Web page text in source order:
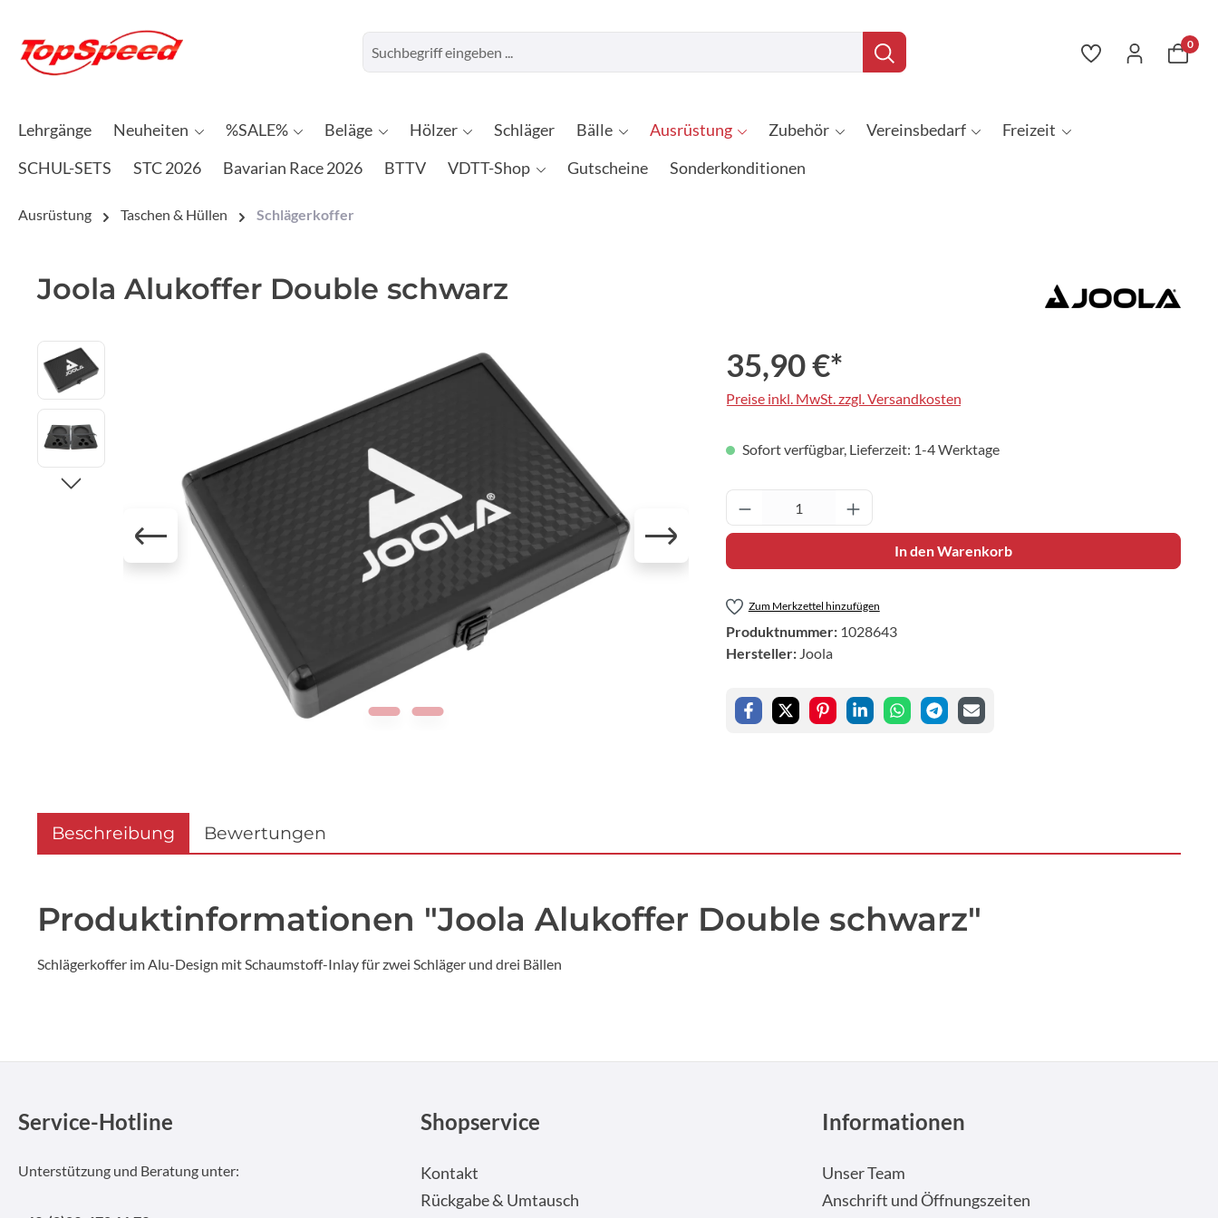
0
Lehrgänge Neuheiten %SALE% Beläge Hölzer Schläger Bälle Ausrüstung Zubehör Vereinsbedarf
Freizeit
SCHUL-SETS
STC 2026 Bavarian Race 2026 BTTV VDTT-Shop Gutscheine Sonderkonditionen
Ausrüstung Taschen & Hüllen Schlägerkoffer
Joola Alukoffer Double schwarz
Bildergalerie überspringen 35,90 €*
Preise inkl. MwSt. zzgl. Versandkosten
Sofort verfügbar, Lieferzeit: 1-4 Werktage
Produkt Anzahl: Gib den gewünschten Wert ein
In den Warenkorb
Zum Merkzettel hinzufügen
Produktnummer: 1028643
Hersteller: Joola
Beschreibung Bewertungen
Produktinformationen "Joola Alukoffer Double schwarz"
Schlägerkoffer im Alu-Design mit Schaumstoff-Inlay für zwei Schläger und drei Bällen
Service-Hotline
Unterstützung und Beratung unter:
Shopservice
Kontakt
Rückgabe & Umtausch
Informationen
Unser Team
Anschrift und Öffnungszeiten